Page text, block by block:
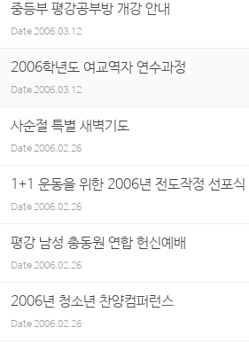
중등부 평강공부방 개강 안내
Date2006.03.12
2006학년도 여교역자 연수과정
Date 2006.03.12
사순절 특별 새벽기도
Date2006.02.26
1+1 운동을 위한 2006년 전도작정 선포식
Date2006.02.26
평강 남성 총동원 연합 헌신예배
Date2006.02.26
2006년 청소년 찬양컴퍼런스
Date2006.02.26